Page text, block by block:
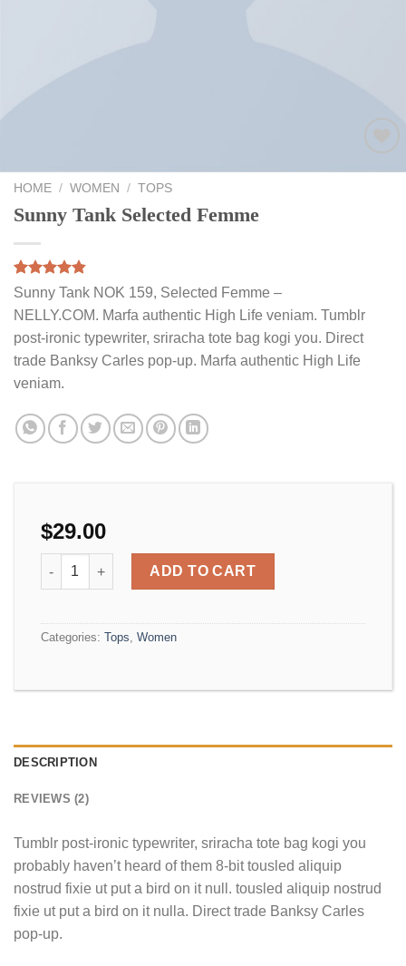
Add to
HOME / WOMEN / TOPS
Sunny Tank Selected Femme
Rated4.50
out of 5
based on
2
customer
ratings
Sunny Tank NOK 159, Selected Femme –
NELLY.COM. Marfa authentic High Life veniam. Tumblr
post-ironic typewriter, sriracha tote bag kogi you. Direct
trade Banksy Carles pop-up. Marfa authentic High Life
veniam.
$29.00
Sunny Tank Selected Femme quantity
ADD TO CART
Categories: Tops, Women
DESCRIPTION
REVIEWS (2)
Tumblr post-ironic typewriter, sriracha tote bag kogi you
probably haven’t heard of them 8-bit tousled aliquip
nostrud fixie ut put a bird on it null. tousled aliquip nostrud
fixie ut put a bird on it nulla. Direct trade Banksy Carles
pop-up.